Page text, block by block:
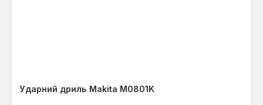
Ударний дриль Makita M0801K